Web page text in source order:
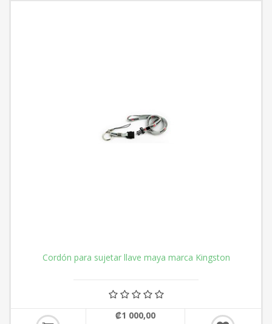
Cordón para sujetar llave maya marca Kingston
₡1 000,00